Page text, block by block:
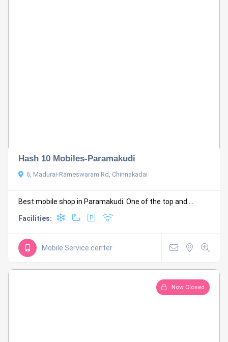
Hash 10 Mobiles-Paramakudi
6, Madurai-Rameswaram Rd, Chinnakadai
Best mobile shop in Paramakudi. One of the top and ...
Facilities:
Mobile Service center
Now Closed